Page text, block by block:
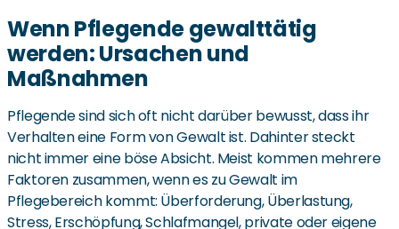
Wenn Pflegende gewalttätig
werden: Ursachen und
Maßnahmen
Pflegende sind sich oft nicht darüber bewusst, dass ihr
Verhalten eine Form von Gewalt ist. Dahinter steckt
nicht immer eine böse Absicht. Meist kommen mehrere
Faktoren zusammen, wenn es zu Gewalt im
Pflegebereich kommt: Überforderung, Überlastung,
Stress, Erschöpfung, Schlafmangel, private oder eigene